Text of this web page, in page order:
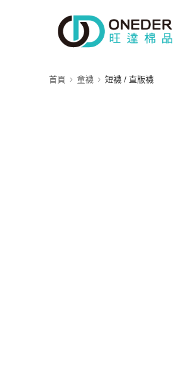
首頁 童襪 短襪 / 直版襪